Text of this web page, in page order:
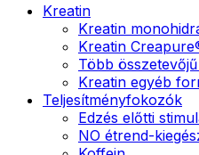
Kreatin
Kreatin
Kreatin
Több
Kreatin egyéb
Teljesítményfokozók
Edzés előtti
NO étrend-